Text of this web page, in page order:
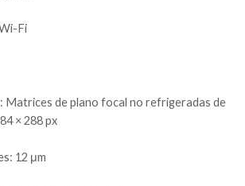
Fi
Matrices de plano focal no refrigeradas de
× 288 px
12 μm